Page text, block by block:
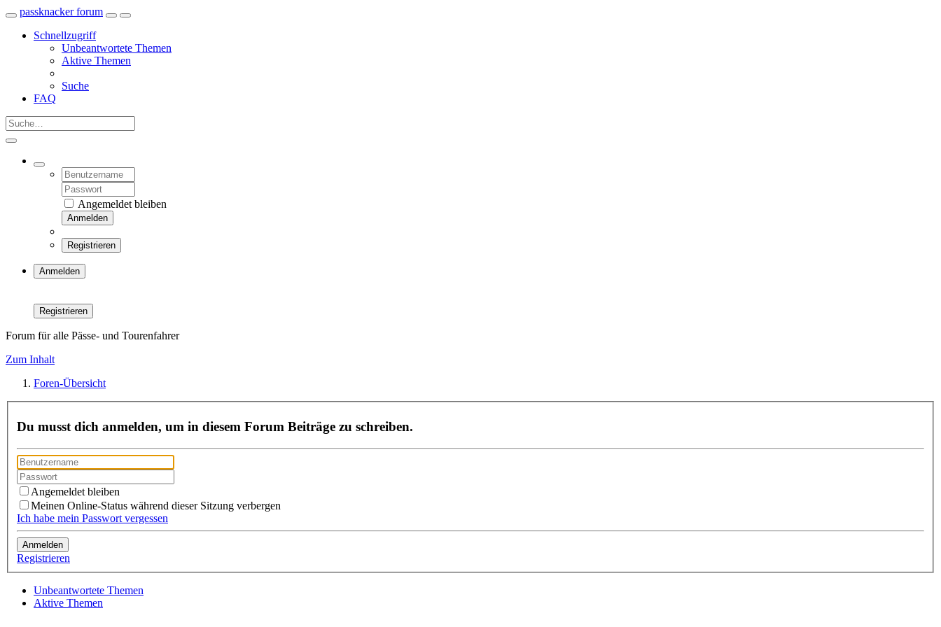
passknacker forum
Schnellzugriff
Unbeantwortete Themen
Aktive Themen
Suche
FAQ
Angemeldet bleiben
Anmelden
Registrieren
Anmelden
Registrieren
Forum für alle Pässe- und Tourenfahrer
Zum Inhalt
Foren-Übersicht
Du musst dich anmelden, um in diesem Forum Beiträge zu schreiben.
Angemeldet bleiben
Meinen Online-Status während dieser Sitzung verbergen
Ich habe mein Passwort vergessen
Registrieren
Unbeantwortete Themen
Aktive Themen